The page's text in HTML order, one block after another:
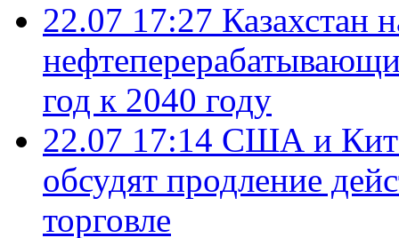
22.07 17:27 Казахстан
год к 2040 году
22.07 17:14 США и
обсудят продление
торговле